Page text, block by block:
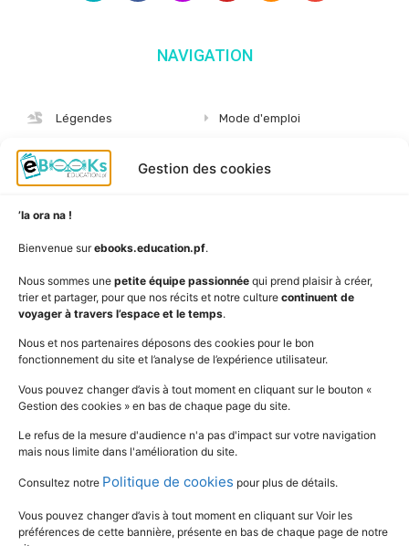
Gestion des cookies
’Ia ora na !
Bienvenue surebooks.education.pf.
Nous sommes une petite équipe passionnée qui prend plaisir à créer,
trier et partager, pour que nos récits et notre culture continuent de
voyager à travers l’espace et le temps.
Nous et nos partenaires déposons des cookies pour le bon
fonctionnement du site et l’analyse de l’expérience utilisateur.
Vous pouvez changer d’avis à tout moment en cliquant sur le bouton «
Gestion des cookies » en bas de chaque page du site.
Le refus de la mesure d'audience n'a pas d'impact sur votre navigation
mais nous limite dans l'amélioration du site.
Consultez notre Politique de cookies pour plus de détails.
Vous pouvez changer d’avis à tout moment en cliquant sur Voir les
préférences de cette bannière, présente en bas de chaque page de notre
NAVIGATION
Légendes
Albums
Langues
Niveaux
AudioBooks
Outils
Vidéos
Mode d'emploi
Mentions légales
www.education.pf
SUIVEZ L'ACTUALITÉ DE L'ÉDUCATION